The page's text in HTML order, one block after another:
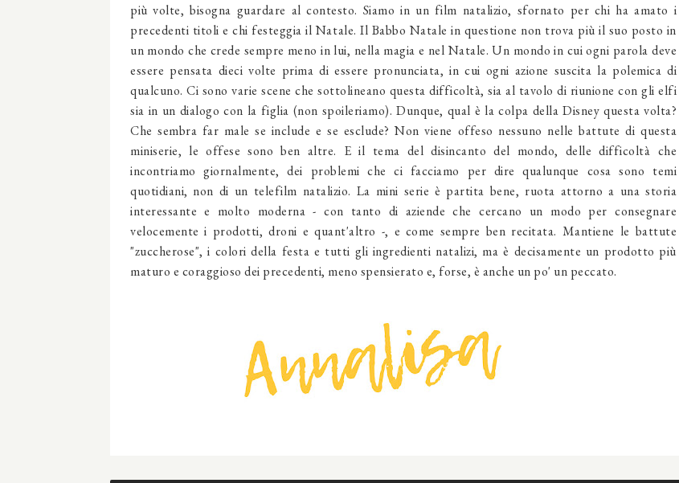
più volte, bisogna guardare al contesto. Siamo in un film natalizio, sfornato per chi ha amato i
precedenti titoli e chi festeggia il Natale. Il Babbo Natale in questione non trova più il suo posto in
un mondo che crede sempre meno in lui, nella magia e nel Natale. Un mondo in cui ogni parola deve
essere pensata dieci volte prima di essere pronunciata, in cui ogni azione suscita la polemica di
qualcuno. Ci sono varie scene che sottolineano questa difficoltà, sia al tavolo di riunione con gli elfi
sia in un dialogo con la figlia (non spoileriamo). Dunque, qual è la colpa della Disney questa volta?
Che sembra far male se include e se esclude? Non viene offeso nessuno nelle battute di questa
miniserie, le offese sono ben altre. E il tema del disincanto del mondo, delle difficoltà che
incontriamo giornalmente, dei problemi che ci facciamo per dire qualunque cosa sono temi
quotidiani, non di un telefilm natalizio. La mini serie è partita bene, ruota attorno a una storia
interessante e molto moderna - con tanto di aziende che cercano un modo per consegnare
velocemente i prodotti, droni e quant'altro -, e come sempre ben recitata. Mantiene le battute
"zuccherose", i colori della festa e tutti gli ingredienti natalizi, ma è decisamente un prodotto più
maturo e coraggioso dei precedenti, meno spensierato e, forse, è anche un po' un peccato.